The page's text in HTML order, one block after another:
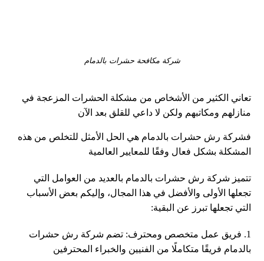
شركة مكافحة حشرات بالدمام
تعاني الكثير من الأشخاص من مشكلة الحشرات المزعجة في
منازلهم ومكاتبهم ولكن لا داعي للقلق بعد الآن
فشركة رش حشرات بالدمام هي الحل الأمثل للتخلص من هذه
المشكلة بشكل فعال وفقًا للمعايير العالمية
تتميز شركة رش حشرات بالدمام بالعديد من العوامل التي
تجعلها الأولى والأفضل في هذا المجال، وإليكم بعض الأسباب
التي تجعلها تبرز عن البقية:
1. فريق عمل متخصص ومحترف: تضم شركة رش حشرات
بالدمام فريقًا متكاملًا من الفنيين والخبراء المحترفين